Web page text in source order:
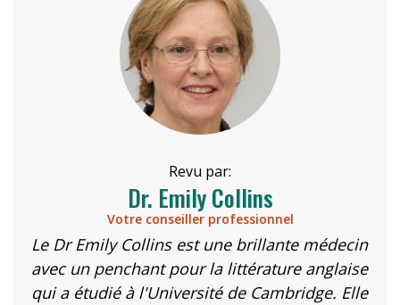
Revu par:
Dr. Emily Collins
Votre conseiller professionnel
Le Dr Emily Collins est une brillante médecin
avec un penchant pour la littérature anglaise
qui a étudié à l'Université de Cambridge. Elle